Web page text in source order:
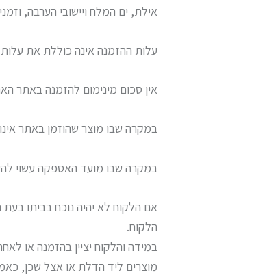
אילת, ים המלח ויישובי הערבה,
עלות ההזמנה אינה כוללת את
אין סכום מינימום להזמנה באתר
במקרה שבו מוצר שהוזמן באתר
במקרה שבו מועד האספקה עשוי
אם הלקוח לא יהיה נוכח בביתו
הלקוח.
במידה והלקוח יציין בהזמנה או
מוצרים ליד הדלת או אצל שכן,